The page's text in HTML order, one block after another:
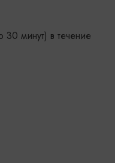
минут) в течение